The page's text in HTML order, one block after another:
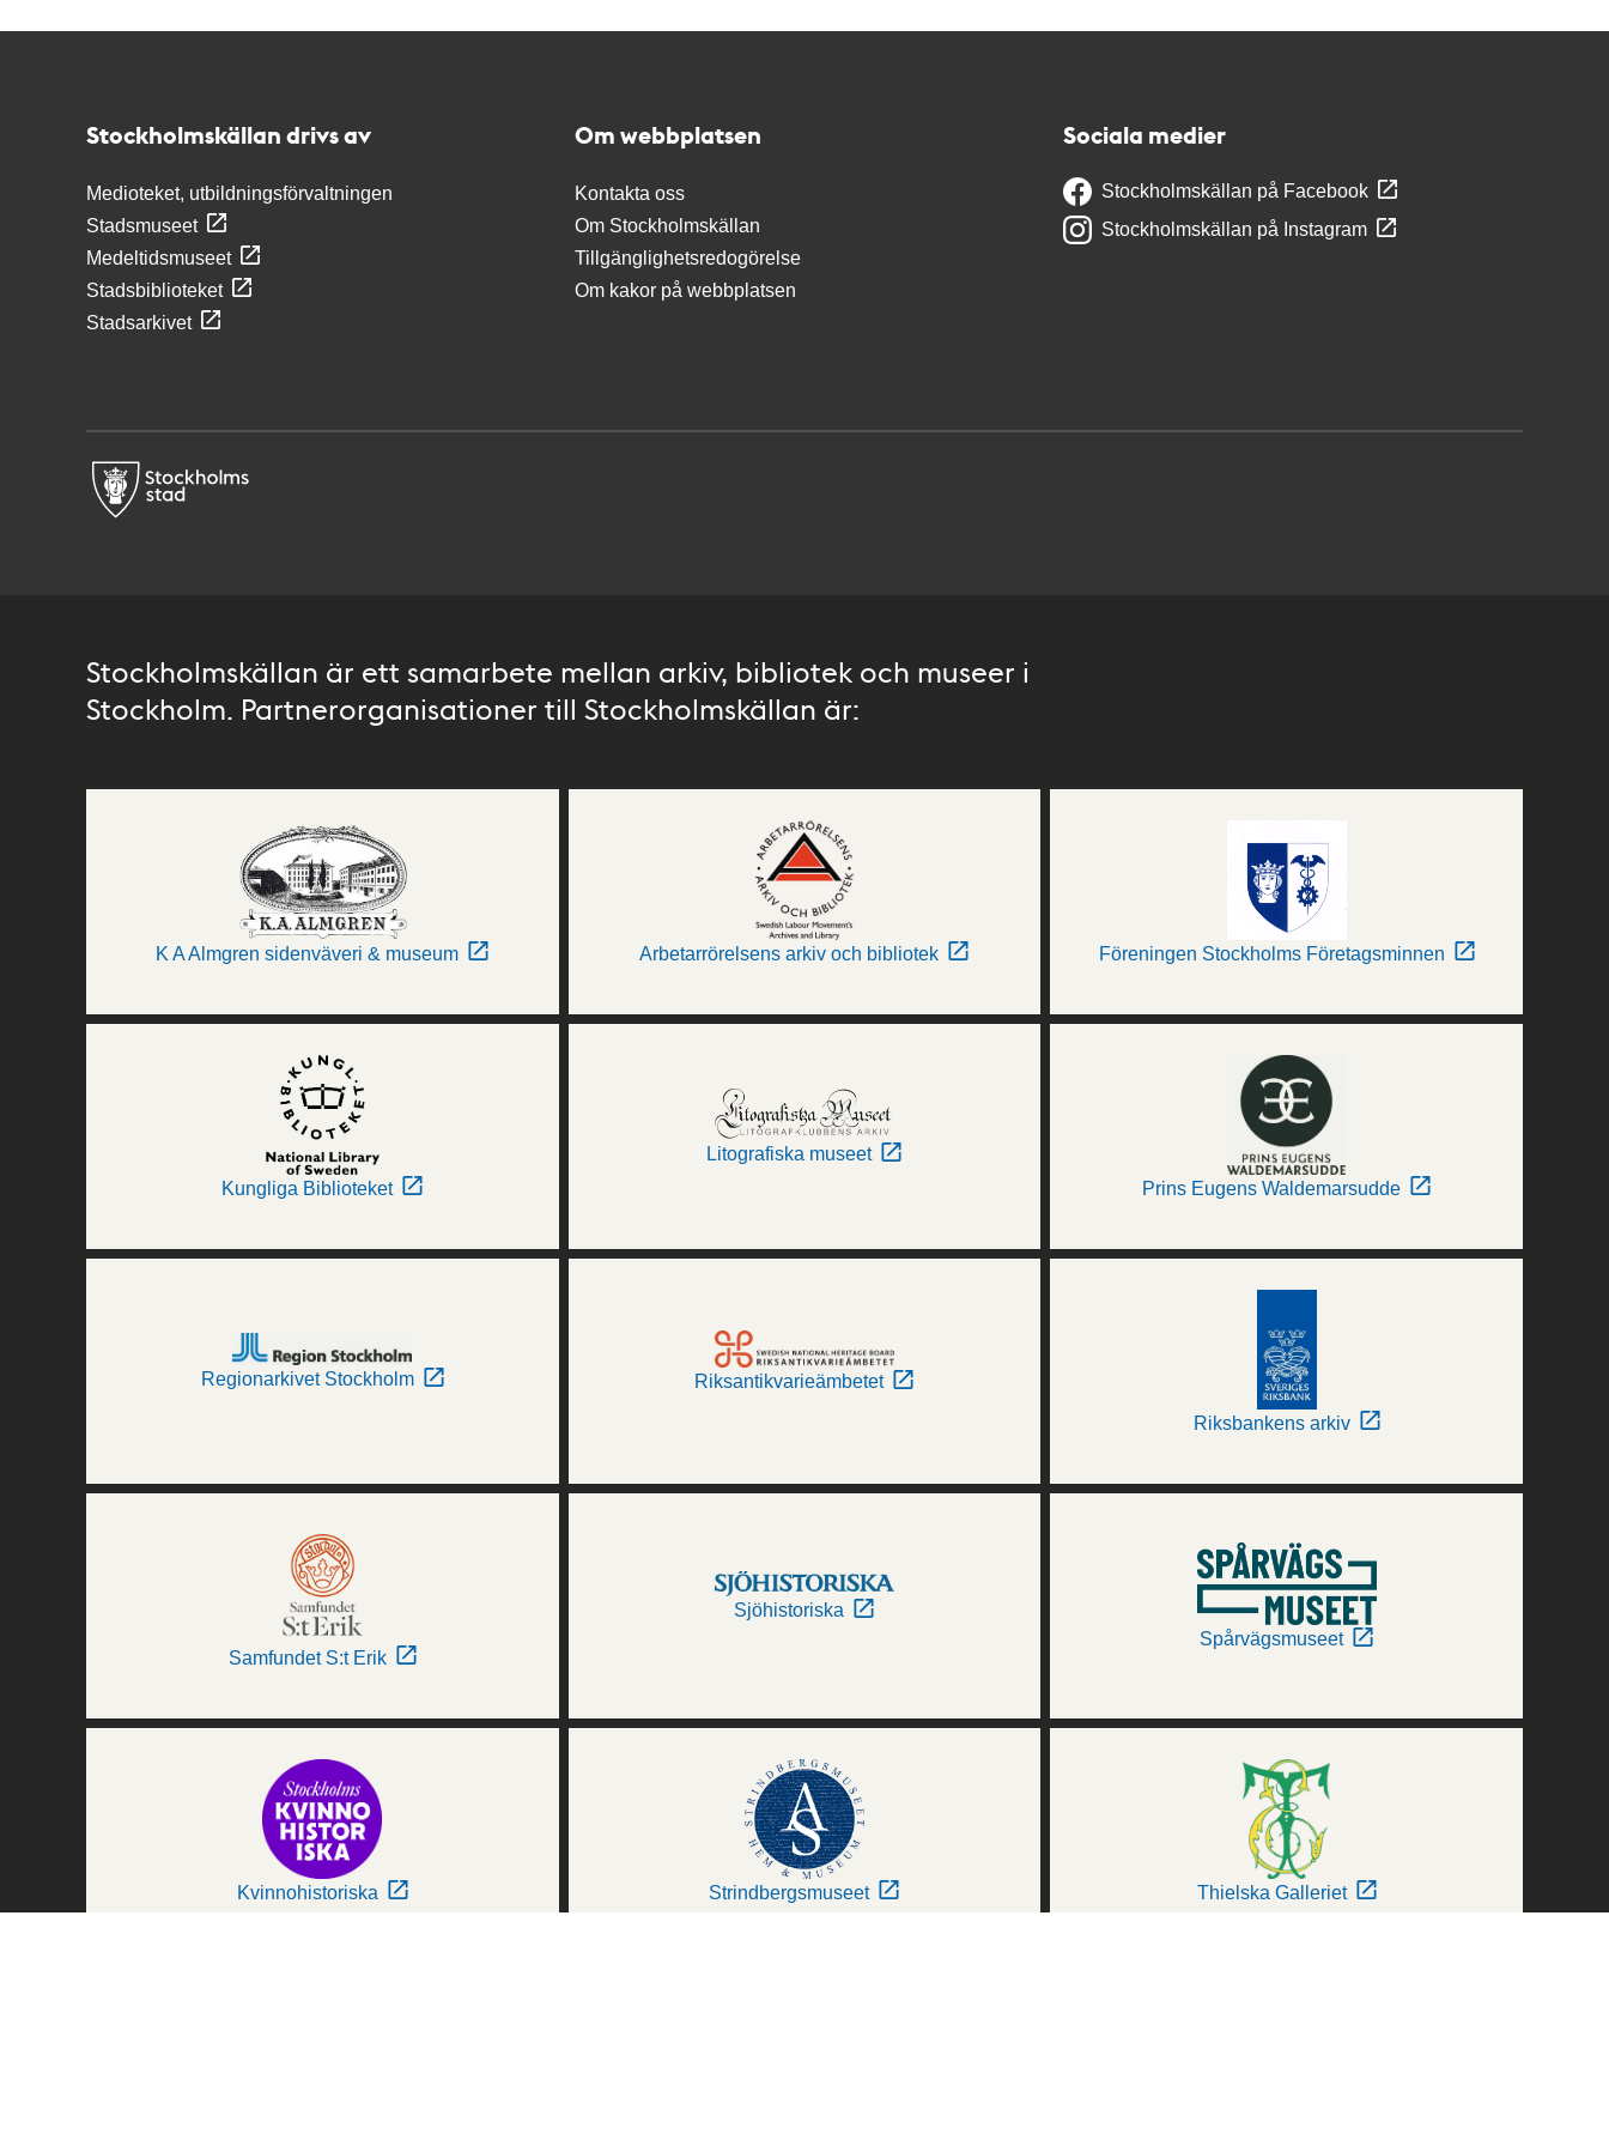
Stockholmskällan drivs av
Medioteket, utbildningsförvaltningen
Stadsmuseet
Medeltidsmuseet
Stadsbiblioteket
Stadsarkivet
Om webbplatsen
Kontakta oss
Om Stockholmskällan
Tillgänglighetsredogörelse
Om kakor på webbplatsen
Sociala medier
Stockholmskällan på Facebook
Stockholmskällan på Instagram
Stockholmskällan är ett samarbete mellan arkiv, bibliotek och museer i
Stockholm. Partnerorganisationer till Stockholmskällan är:
K A Almgren sidenväveri & museum Arbetarrörelsens arkiv och bibliotek Föreningen Stockholms Företagsminnen
Kungliga Biblioteket
Litografiska museet
Prins Eugens Waldemarsudde
Regionarkivet Stockholm Riksantikvarieämbetet
Riksbankens arkiv
Samfundet S:t Erik
Sjöhistoriska
Spårvägsmuseet
Kvinnohistoriska Strindbergsmuseet Thielska Galleriet